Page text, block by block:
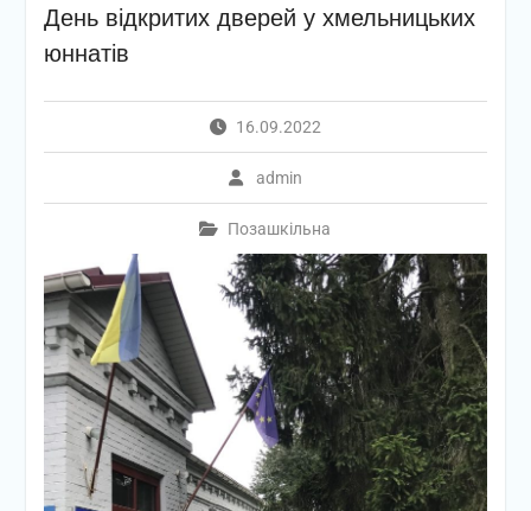
День відкритих дверей у хмельницьких
юннатів
16.09.2022
admin
Позашкільна